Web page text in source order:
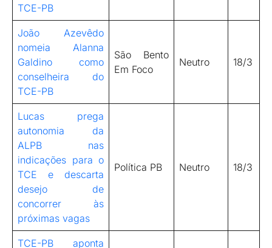
TCE-PB
João Azevêdo
nomeia Alanna
Galdino como
conselheira do
TCE-PB
São Bento
Em Foco
Neutro 18/3
Lucas prega
autonomia da
ALPB nas
indicações para o
TCE e descarta
desejo de
concorrer às
próximas vagas
Política PB Neutro 18/3
TCE-PB aponta